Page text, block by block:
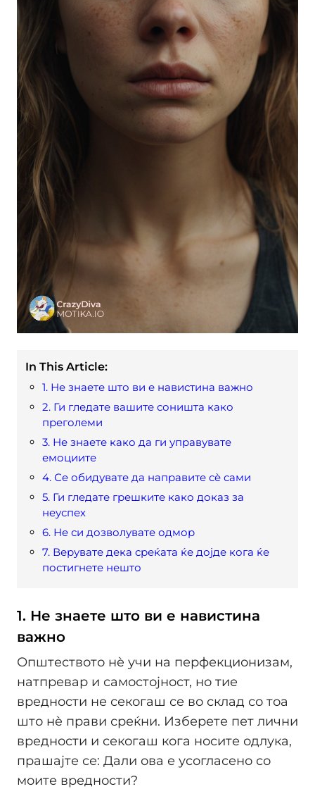
In This Article:
1. Не знаете што ви е навистина важно
2. Ги гледате вашите соништа како
преголеми
3. Не знаете како да ги управувате
емоциите
4. Се обидувате да направите сè сами
5. Ги гледате грешките како доказ за
неуспех
6. Не си дозволувате одмор
7. Верувате дека среќата ќе дојде кога ќе
постигнете нешто
1. Не знаете што ви е навистина
важно
Општеството нè учи на перфекционизам,
натпревар и самостојност, но тие
вредности не секогаш се во склад со тоа
што нè прави среќни. Изберете пет лични
вредности и секогаш кога носите одлука,
прашајте се: Дали ова е усогласено со
моите вредности?